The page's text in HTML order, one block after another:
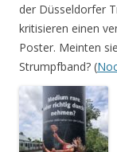
der Düsseldorfer
kritisieren einen
Poster. Meinten
Strumpfband? (